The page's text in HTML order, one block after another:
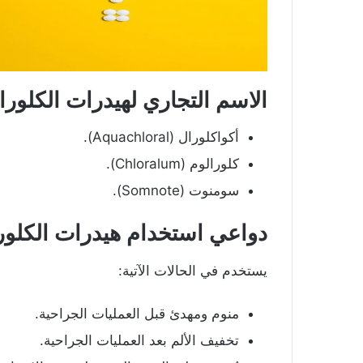
الاسم التجاري لهيدرات
أكواكلورال (Aquachloral).
كلورالوم (Chloralum).
سومنوت (Somnote).
دواعي استخدام هيدرات
يستخدم في الحالات الآتية:
منوم ومهدئ قبل العمليات الجراحية.
تخفيف الألم بعد العمليات الجراحية.